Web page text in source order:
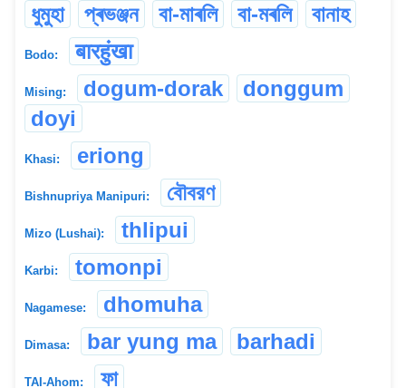
ধুমুহা
প্ৰভঞ্জন বা-মাৰলি বা-মৰলি বানাহ
Bodo: बारहुंखा
Mising: dogum-dorak
donggum
doyi
Khasi: eriong
Bishnupriya Manipuri: বৌবরণ
Mizo (Lushai): thlipui
Karbi: tomonpi
Nagamese: dhomuha
Dimasa: bar yung ma barhadi
TAI-Ahom: ফা